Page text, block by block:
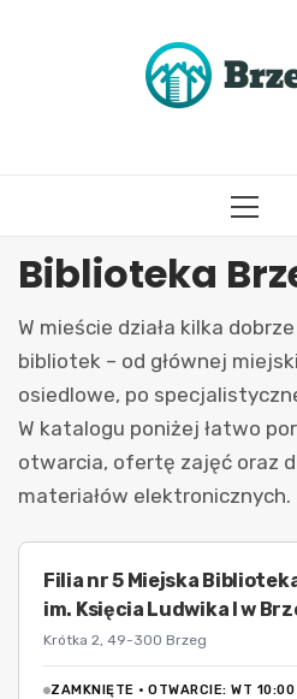
Biblioteka
W mieście działa kilka
bibliotek – od głównej
osiedlowe, po
W katalogu poniżej łatwo
otwarcia, ofertę zajęć oraz
materiałów elektronicznych.
Filia nr 5 Miejska
im. Księcia Ludwika I w
Krótka 2, 49-300 Brzeg
ZAMKNIĘTE · OTWARCIE: WT 10:00